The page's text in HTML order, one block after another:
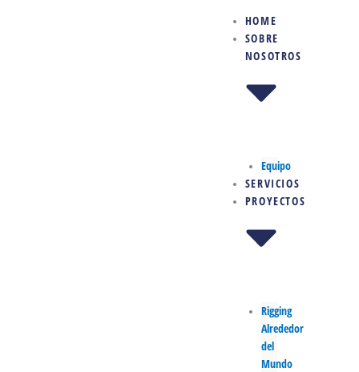
HOME
SOBRE
NOSOTROS
Equipo
SERVICIOS
PROYECTOS
Rigging
Alrededor
del
Mundo